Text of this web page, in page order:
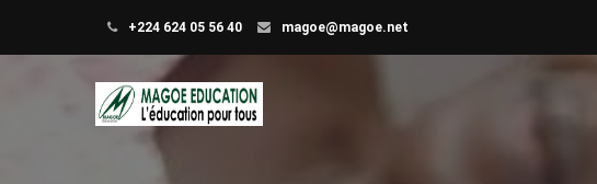
+224 624 05 56 40 magoe@magoe.net